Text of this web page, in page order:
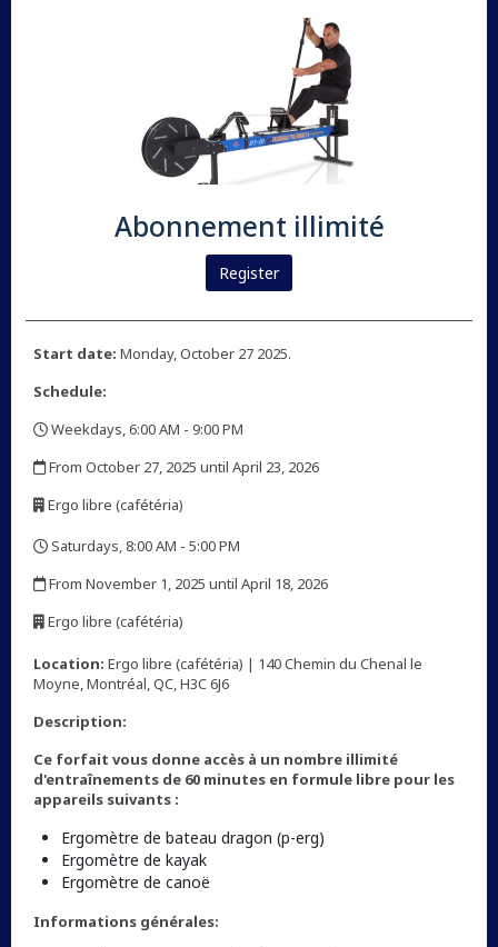
Abonnement illimité
Register
Start date: Monday, October 27 2025.
Schedule:
Weekdays, 6:00 AM - 9:00 PM
From October 27, 2025 until April 23, 2026
Ergo libre (cafétéria)
Saturdays, 8:00 AM - 5:00 PM
From November 1, 2025 until April 18, 2026
Ergo libre (cafétéria)
Location: Ergo libre (cafétéria) | 140 Chemin du Chenal le
Moyne, Montréal, QC, H3C 6J6
Description:
Ce forfait vous donne accès à un nombre illimité
d'entraînements de 60 minutes en formule libre pour les
appareils suivants :
Ergomètre de bateau dragon (p-erg)
Ergomètre de kayak
Ergomètre de canoë
Informations générales: